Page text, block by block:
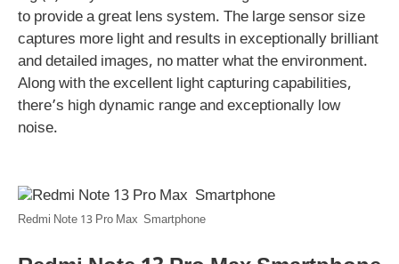
to provide a great lens system. The large sensor size
captures more light and results in exceptionally brilliant
and detailed images, no matter what the environment.
Along with the excellent light capturing capabilities,
there’s high dynamic range and exceptionally low
noise.
Redmi Note 13 Pro Max Smartphone